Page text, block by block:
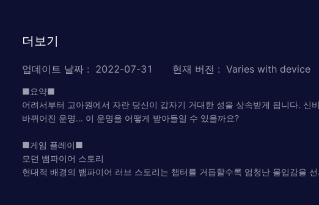
더보기
업데이트 날짜 : 2022-07-31 현재 버전 : Varies with device
■요약■
어려서부터 고아원에서 자란 당신이 갑자기 거대한 성을 상속받게 됩니다.
바뀌어진 운명… 이 운명을 어떻게 받아들일 수 있을까요?
■게임 플레이■
모던 뱀파이어 스토리
현대적 배경의 뱀파이어 러브 스토리는 챕터를 거듭할수록 엄청난 몰입감을